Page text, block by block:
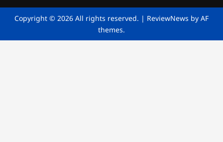
Copyright © 2026 All rights reserved. | ReviewNews by AF
themes.